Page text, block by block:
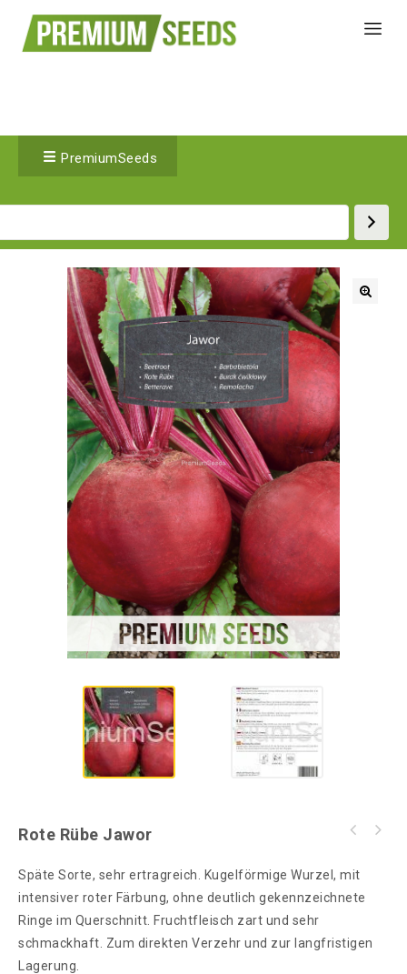
PremiumSeeds
Rote Rübe Jawor
Späte Sorte, sehr ertragreich. Kugelförmige Wurzel, mit
intensiver roter Färbung, ohne deutlich gekennzeichnete
Ringe im Querschnitt. Fruchtfleisch zart und sehr
schmackhaft. Zum direkten Verzehr und zur langfristigen
Lagerung.